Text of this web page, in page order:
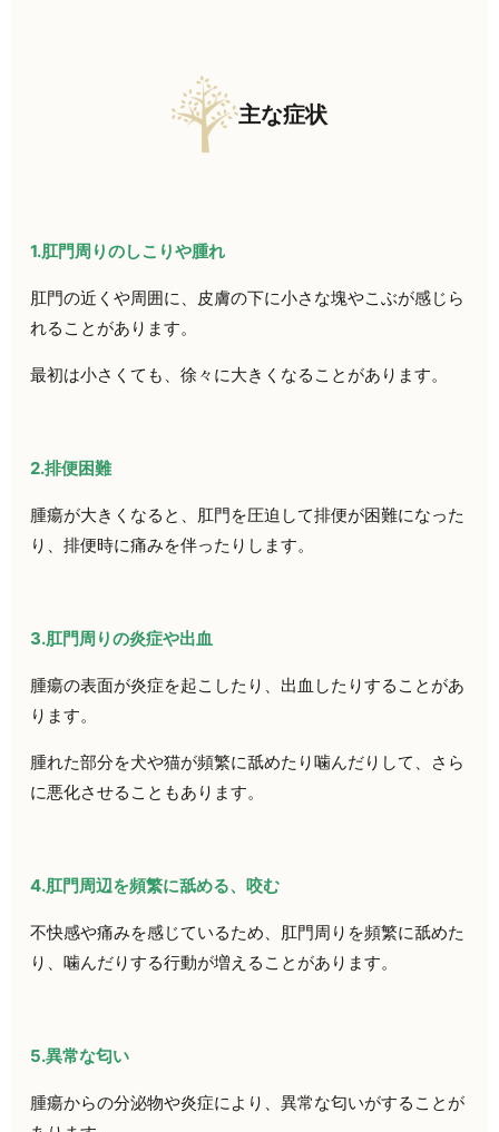
主な症状
1.肛門周りのしこりや腫れ
肛門の近くや周囲に、皮膚の下に小さな塊やこぶが感じら
れることがあります。
最初は小さくても、徐々に大きくなることがあります。
2.排便困難
腫瘍が大きくなると、肛門を圧迫して排便が困難になった
り、排便時に痛みを伴ったりします。
3.肛門周りの炎症や出血
腫瘍の表面が炎症を起こしたり、出血したりすることがあ
ります。
腫れた部分を犬や猫が頻繁に舐めたり噛んだりして、さら
に悪化させることもあります。
4.肛門周辺を頻繁に舐める、咬む
不快感や痛みを感じているため、肛門周りを頻繁に舐めた
り、噛んだりする行動が増えることがあります。
5.異常な匂い
腫瘍からの分泌物や炎症により、異常な匂いがすることが